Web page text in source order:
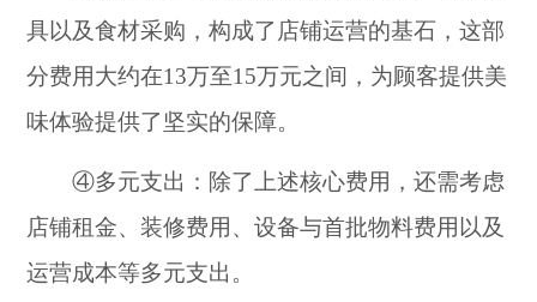
具以及食材采购，构成了店铺运营的基石，这部
分费用大约在13万至15万元之间，为顾客提供美
味体验提供了坚实的保障。
④多元支出：除了上述核心费用，还需考虑
店铺租金、装修费用、设备与首批物料费用以及
运营成本等多元支出。